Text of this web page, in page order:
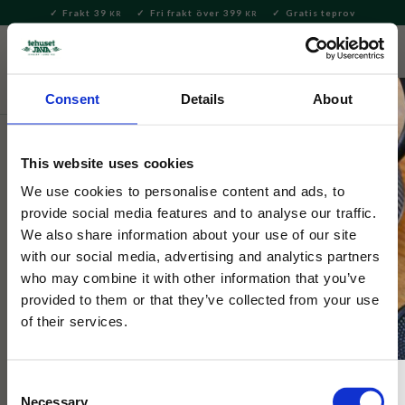
Consent Details About
This website uses cookies
We use cookies to personalise content and ads, to
provide social media features and to analyse our traffic.
We also share information about your use of our site
with our social media, advertising and analytics partners
who may combine it with other information that you’ve
provided to them or that they’ve collected from your use
of their services.
Necessary
Meny
Frakt 39 KR Fri frakt över 399 KR Gratis teprov
Servering & Dukning
Spode
Spode Blue Italian Dippskålar 4-
Pack
Fyra mindre skålar från Spode i mönstret Blue Italian.